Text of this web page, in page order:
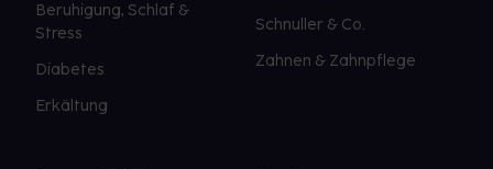
Beruhigung, Schlaf &
Stress
Diabetes
Erkältung
Schnuller & Co.
Zahnen & Zahnpflege